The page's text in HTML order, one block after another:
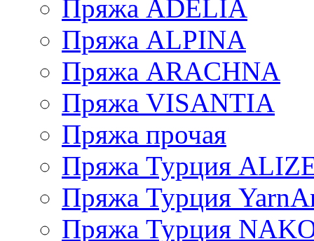
Пряжа ADELIA
Пряжа ALPINA
Пряжа ARACHNA
Пряжа VISANTIA
Пряжа прочая
Пряжа Турция
Пряжа Турция
Пряжа Турция